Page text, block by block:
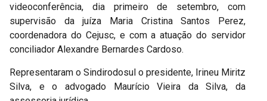
videoconferência, dia primeiro de setembro, com
supervisão da juíza Maria Cristina Santos Perez,
coordenadora do Cejusc, e com a atuação do servidor
conciliador Alexandre Bernardes Cardoso.
Representaram o Sindirodosul o presidente, Irineu Miritz
Silva, e o advogado Maurício Vieira da Silva, da